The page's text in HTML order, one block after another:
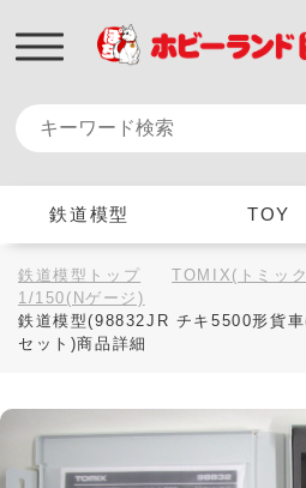
鉄道模型 TOY
鉄道模型トップ
TOMIX(トミッ
1/150(Nゲージ)
鉄道模型(98832JR チキ5500形貨
セット)商品詳細